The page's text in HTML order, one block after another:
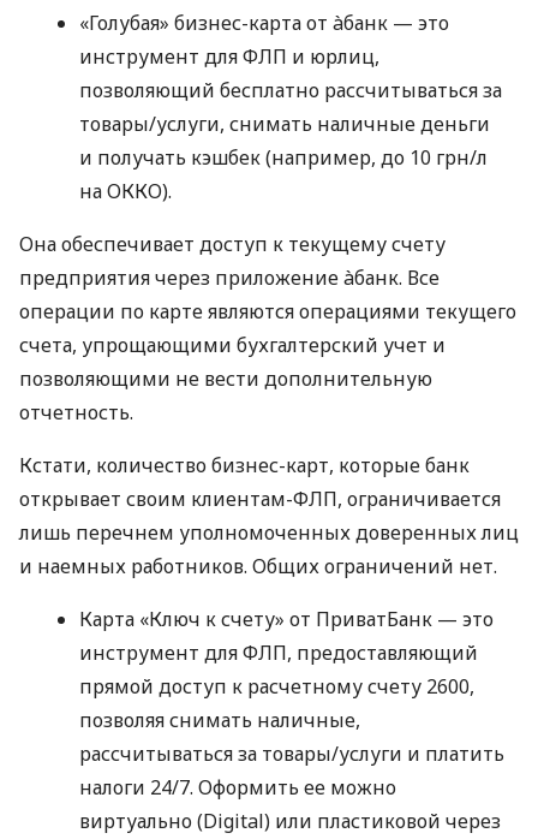
«Голубая» бизнес-карта от àбанк — это
инструмент для ФЛП и юрлиц,
позволяющий бесплатно рассчитываться за
товары/услуги, снимать наличные деньги
и получать кэшбек (например, до 10 грн/л
на ОККО).
Она обеспечивает доступ к текущему счету
предприятия через приложение àбанк. Все
операции по карте являются операциями текущего
счета, упрощающими бухгалтерский учет и
позволяющими не вести дополнительную
отчетность.
Кстати, количество бизнес-карт, которые банк
открывает своим клиентам-ФЛП, ограничивается
лишь перечнем уполномоченных доверенных лиц
и наемных работников. Общих ограничений нет.
Карта «Ключ к счету» от ПриватБанк — это
инструмент для ФЛП, предоставляющий
прямой доступ к расчетному счету 2600,
позволяя снимать наличные,
рассчитываться за товары/услуги и платить
налоги 24/7. Оформить ее можно
виртуально (Digital) или пластиковой через